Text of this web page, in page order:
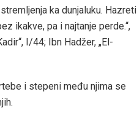
ka dunjaluku. Hazreti
ikakve, pa i najtanje perde.“,
I/44; Ibn Hadžer, „El-
i stepeni među njima se